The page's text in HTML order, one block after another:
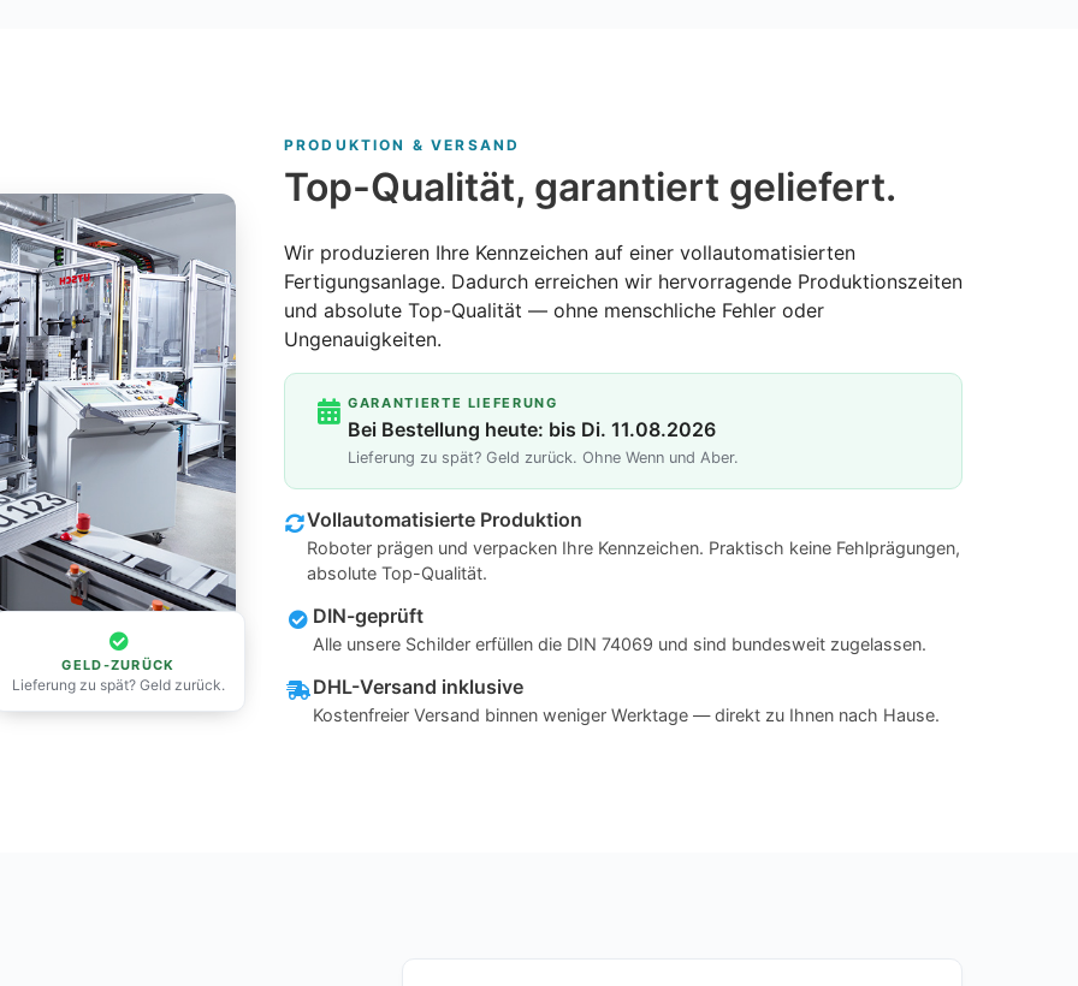
GELD-ZURÜCK
Lieferung zu spät? Geld zurück.
PRODUKTION & VERSAND
Top-Qualität, garantiert geliefert.
Wir produzieren Ihre Kennzeichen auf einer vollautomatisierten
Fertigungsanlage. Dadurch erreichen wir hervorragende Produktionszeiten
und absolute Top-Qualität — ohne menschliche Fehler oder
Ungenauigkeiten.
GARANTIERTE LIEFERUNG
Bei Bestellung heute: bis Di. 11.08.2026
Lieferung zu spät? Geld zurück. Ohne Wenn und Aber.
Vollautomatisierte Produktion
Roboter prägen und verpacken Ihre Kennzeichen. Praktisch keine Fehlprägungen,
absolute Top-Qualität.
DIN-geprüft
Alle unsere Schilder erfüllen die DIN 74069 und sind bundesweit zugelassen.
DHL-Versand inklusive
Kostenfreier Versand binnen weniger Werktage — direkt zu Ihnen nach Hause.